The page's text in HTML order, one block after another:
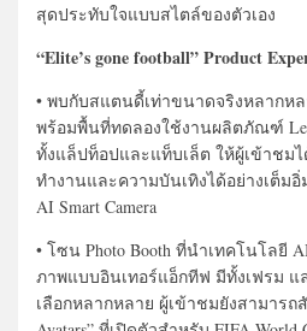
สุดประทับใจแบบสไตล์ของตัวเอง
“Elite’s gone football” Product
• พบกับสแตนดี้เท่าขนาดจริงหลากห
พร้อมพื้นที่ทดลองใช้งานผลิตภัณฑ์
ทั้งแล็ปท็อปและแท็บเล็ต ให้ผู้เข้าชม
ทำงานและความบันเทิงได้อย่างเต็มอิ่
AI Smart Camera
• โซน Photo Booth ที่นำเทคโนโลยี
ภาพแบบอินเทอร์แอ็กทีฟ มีทั้งเฟรม แ
เลือกหลากหลาย ผู้เข้าชมยังสามารถ